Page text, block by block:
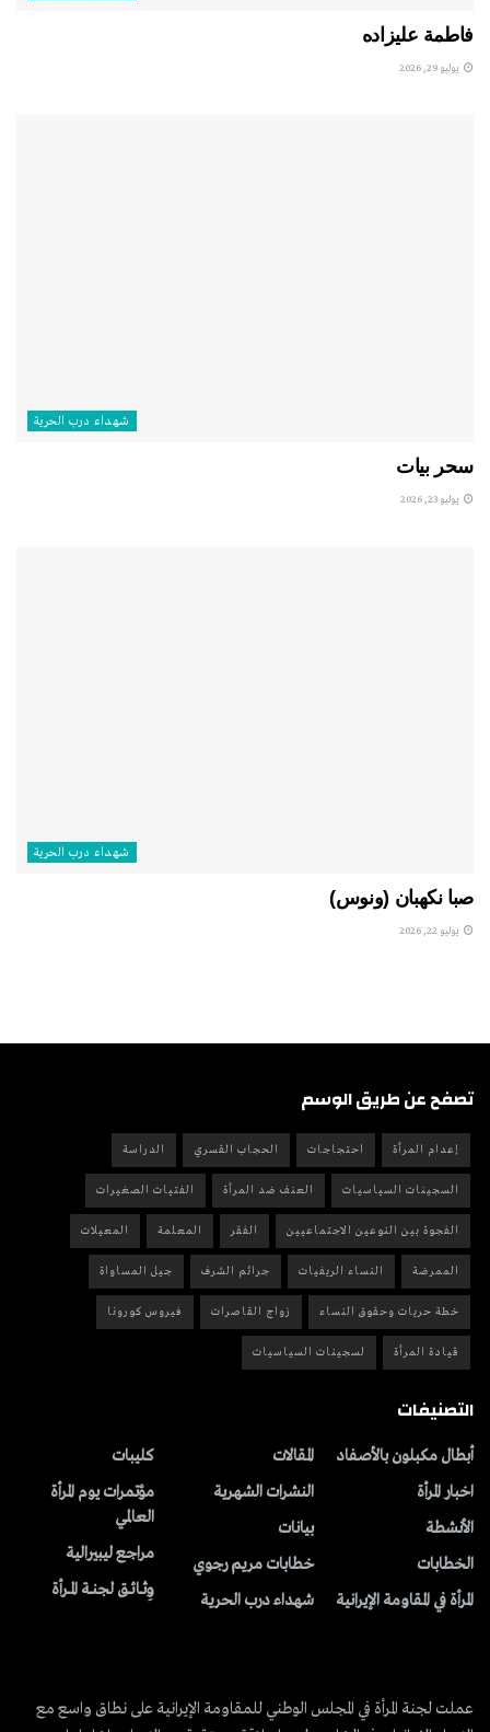
فاطمة عليزاده
يوليو 29, 2026
شهداء درب الحرية
سحر بيات
يوليو 23, 2026
شهداء درب الحرية
صبا نكهبان (ونوس)
يوليو 22, 2026
تصفح عن طريق الوسم
إعدام المرأة احتجاجات الحجاب القسري الدراسة
السجينات السياسيات العنف ضد المرأة الفتيات الصغيرات
الفجوة بين النوعين الاجتماعيين الفقر المعلمة المعيلات
الممرضة النساء الريفيات جرائم الشرف جيل المساواة
خطة حريات وحقوق النساء زواج القاصرات فيروس كورونا
قيادة المرأة لسجينات السياسيات
التصنيفات
أبطال مكبلون بالأصفاد
اخبار المرأة
الأنشطة
الخطابات
المرأة في المقاومة الإيرانية
المقالات
النشرات الشهریة
بیانات
خطابات مريم رجوي
شهداء درب الحرية
کلیبات
مؤتمرات يوم المرأة
العالمي
مراجع ليبيرالية
وِثــائــق لجنــة المــرأة
عملت لجنة المرأة في المجلس الوطني للمقاومة الإيرانية على نطاق واسع مع